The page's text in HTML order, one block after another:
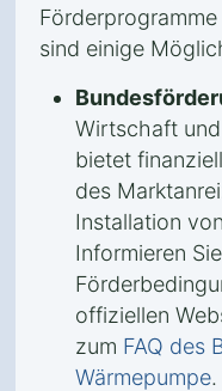
sind einige
Wirtschaft
bietet
des
Installation
Informieren
offiziellen
zum FAQ des
Wärmepumpe.